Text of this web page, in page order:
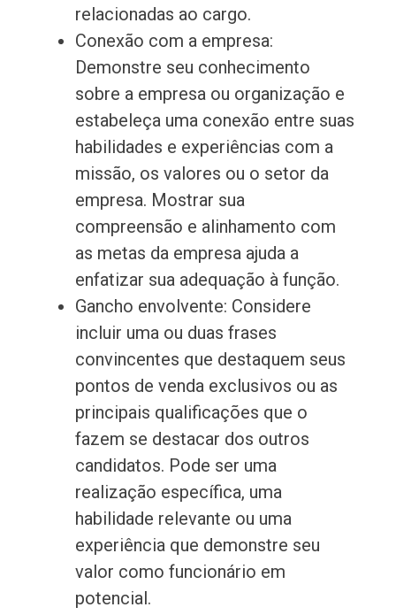
relacionadas ao cargo.
Conexão com a empresa:
Demonstre seu conhecimento
sobre a empresa ou organização e
estabeleça uma conexão entre suas
habilidades e experiências com a
missão, os valores ou o setor da
empresa. Mostrar sua
compreensão e alinhamento com
as metas da empresa ajuda a
enfatizar sua adequação à função.
Gancho envolvente: Considere
incluir uma ou duas frases
convincentes que destaquem seus
pontos de venda exclusivos ou as
principais qualificações que o
fazem se destacar dos outros
candidatos. Pode ser uma
realização específica, uma
habilidade relevante ou uma
experiência que demonstre seu
valor como funcionário em
potencial.